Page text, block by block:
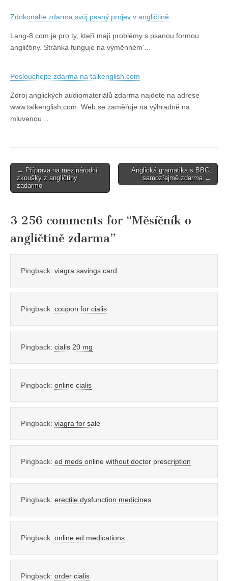
Zdokonalte zdarma svůj psaný projev v angličtině
Lang-8.com je pro ty, kteří mají problémy s psanou formou
angličtiny. Stránka funguje na výměnném'…
Poslouchejte zdarma na talkenglish.com
Zdroj anglických audiomateriálů zdarma najdete na adrese
www.talkenglish.com. Web se zaměřuje na výhradně na
mluvenou…
Post
navigation
← Příprava na mezinárodní
zkoušky z angličtiny
zadarmo
Anglická gramatika s BBC,
samozřejmě zdarma →
3 256 comments for “Měsíčník o
angličtině zdarma”
Pingback: viagra savings card
Pingback: coupon for cialis
Pingback: cialis 20 mg
Pingback: online cialis
Pingback: viagra for sale
Pingback: ed meds online without doctor prescription
Pingback: erectile dysfunction medicines
Pingback: online ed medications
Pingback: order cialis